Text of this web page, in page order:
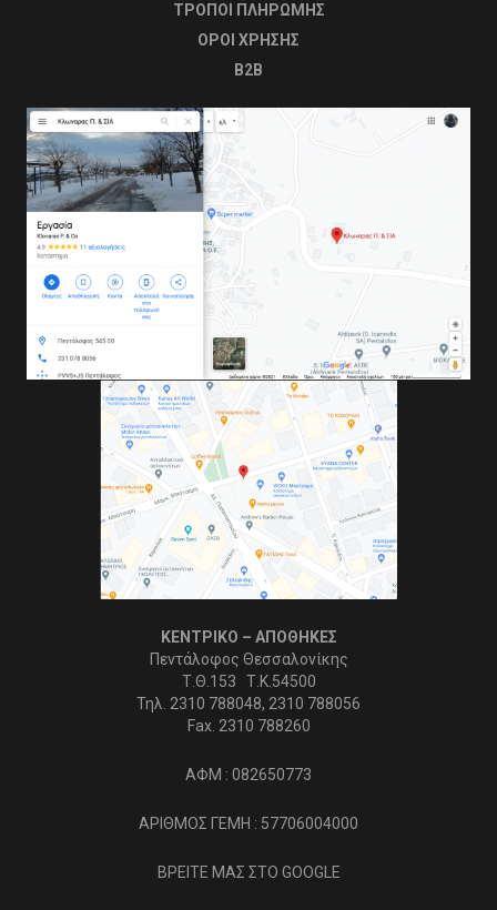
ΤΡΟΠΟΙ ΠΛΗΡΩΜΗΣ
OΡΟΙ ΧΡΗΣΗΣ
B2B
ΚΕΝΤΡΙΚΟ – ΑΠΟΘΗΚΕΣ
Πεντάλοφος Θεσσαλονίκης
Τ.Θ.153 Τ.Κ.54500
Τηλ. 2310 788048, 2310 788056
Fax. 2310 788260
ΑΦΜ : 082650773
ΑΡΙΘΜΟΣ ΓΕΜΗ : 57706004000
ΒΡΕΙΤΕ ΜΑΣ ΣΤΟ GOOGLE